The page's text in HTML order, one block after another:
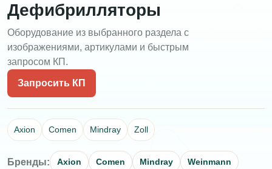
Дефибрилляторы
Оборудование из выбранного раздела с
изображениями, артикулами и быстрым
запросом КП.
Запросить КП
Axion Comen Mindray Zoll
Бренды: Axion Comen Mindray Weinmann